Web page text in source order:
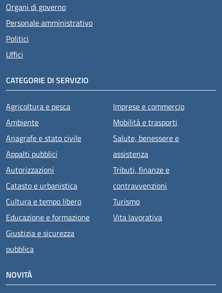
Organi di governo
Personale amministrativo
Politici
Uffici
CATEGORIE DI SERVIZIO
Agricoltura e pesca
Ambiente
Anagrafe e stato civile
Appalti pubblici
Autorizzazioni
Catasto e urbanistica
Cultura e tempo libero
Educazione e formazione
Giustizia e sicurezza
pubblica
Imprese e commercio
Mobilità e trasporti
Salute, benessere e
assistenza
Tributi, finanze e
contravvenzioni
Turismo
Vita lavorativa
NOVITÀ